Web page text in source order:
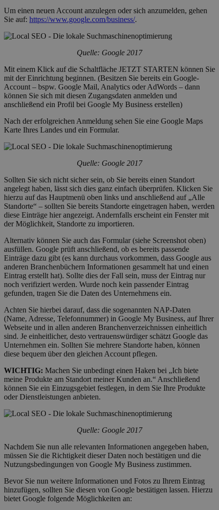
Um einen neuen Account anzulegen oder sich anzumelden, gehen
Sie auf: https://www.google.com/business/.
Quelle: Google 2017
Mit einem Klick auf die Schaltfläche JETZT STARTEN können Sie
mit der Einrichtung beginnen. (Besitzen Sie bereits ein Google-
Account – bspw. Google Mail, Analytics oder AdWords – dann
können Sie sich mit diesen Zugangsdaten anmelden und
anschließend ein Profil bei Google My Business erstellen)
Nach der erfolgreichen Anmeldung sehen Sie eine Google Maps
Karte Ihres Landes und ein Formular.
Quelle: Google 2017
Sollten Sie sich nicht sicher sein, ob Sie bereits einen Standort
angelegt haben, lässt sich dies ganz einfach überprüfen. Klicken Sie
hierzu auf das Hauptmenü oben links und anschließend auf „Alle
Standorte“ – sollten Sie bereits Standorte eingetragen haben, werden
diese Einträge hier angezeigt. Andernfalls erscheint ein Fenster mit
der Möglichkeit, Standorte zu importieren.
Alternativ können Sie auch das Formular (siehe Screenshot oben)
ausfüllen. Google prüft anschließend, ob es bereits passende
Einträge dazu gibt (es kann durchaus vorkommen, dass Google aus
anderen Branchenbüchern Informationen gesammelt hat und einen
Eintrag erstellt hat). Sollte dies der Fall sein, muss der Eintrag nur
noch verifiziert werden. Wurde noch kein passender Eintrag
gefunden, tragen Sie die Daten des Unternehmens ein.
Achten Sie hierbei darauf, dass die sogenannten NAP-Daten
(Name, Adresse, Telefonnummer) in Google My Business, auf Ihrer
Webseite und in allen anderen Branchenverzeichnissen einheitlich
sind. Je einheitlicher, desto vertrauenswürdiger schätzt Google das
Unternehmen ein. Sollten Sie mehrere Standorte haben, können
diese bequem über den gleichen Account pflegen.
WICHTIG: Machen Sie unbedingt einen Haken bei „Ich biete
meine Produkte am Standort meiner Kunden an.“ Anschließend
können Sie ein Einzugsgebiet festlegen, in dem Sie Ihre Produkte
oder Dienstleistungen anbieten.
Quelle: Google 2017
Nachdem Sie nun alle relevanten Informationen angegeben haben,
müssen Sie die Richtigkeit dieser Daten noch bestätigen und die
Nutzungsbedingungen von Google My Business zustimmen.
Bevor Sie nun weitere Informationen und Fotos zu Ihrem Eintrag
hinzufügen, sollten Sie diesen von Google bestätigen lassen. Hierzu
bietet Google folgende Möglichkeiten an: